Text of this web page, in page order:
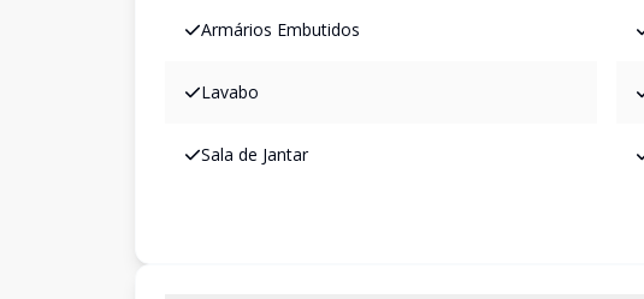
Armários Embutidos
Lavabo
Sala de Jantar